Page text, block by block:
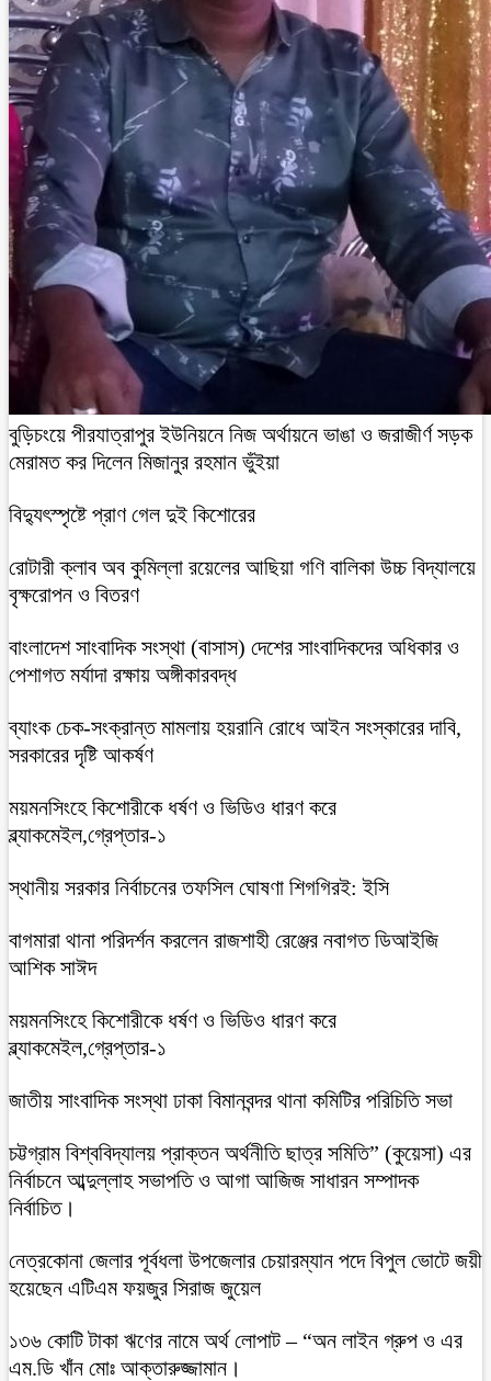
বুড়িচংয়ে পীরযাত্রাপুর ইউনিয়নে নিজ অর্থায়নে ভাঙা ও জরাজীর্ণ সড়ক
মেরামত কর দিলেন মিজানুর রহমান ভুঁইয়া
বিদ্যুৎস্পৃষ্টে প্রাণ গেল দুই কিশোরের
রোটারী ক্লাব অব কুমিল্লা রয়েলের আছিয়া গণি বালিকা উচ্চ বিদ্যালয়ে
বৃক্ষরোপন ও বিতরণ
বাংলাদেশ সাংবাদিক সংস্থা (বাসাস) দেশের সাংবাদিকদের অধিকার ও
পেশাগত মর্যাদা রক্ষায় অঙ্গীকারবদ্ধ
ব্যাংক চেক-সংক্রান্ত মামলায় হয়রানি রোধে আইন সংস্কারের দাবি,
সরকারের দৃষ্টি আকর্ষণ
ময়মনসিংহে কিশোরীকে ধর্ষণ ও ভিডিও ধারণ করে
ব্ল্যাকমেইল,গ্রেপ্তার-১
স্থানীয় সরকার নির্বাচনের তফসিল ঘোষণা শিগগিরই: ইসি
বাগমারা থানা পরিদর্শন করলেন রাজশাহী রেঞ্জের নবাগত ডিআইজি
আশিক সাঈদ
ময়মনসিংহে কিশোরীকে ধর্ষণ ও ভিডিও ধারণ করে
ব্ল্যাকমেইল,গ্রেপ্তার-১
জাতীয় সাংবাদিক সংস্থা ঢাকা বিমানবন্দর থানা কমিটির পরিচিতি সভা
চট্টগ্রাম বিশ্ববিদ্যালয় প্রাক্তন অর্থনীতি ছাত্র সমিতি” (কুয়েসা) এর
নির্বাচনে আব্দুল্লাহ সভাপতি ও আগা আজিজ সাধারন সম্পাদক
নির্বাচিত।
নেত্রকোনা জেলার পূর্বধলা উপজেলার চেয়ারম্যান পদে বিপুল ভোটে জয়ী
হয়েছেন এটিএম ফয়জুর সিরাজ জুয়েল
১৩৬ কোটি টাকা ঋণের নামে অর্থ লোপাট – “অন লাইন গ্রুপ ও এর
এম.ডি খাঁন মোঃ আক্তারুজ্জামান।